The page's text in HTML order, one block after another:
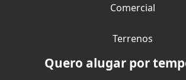
Comercial
Terrenos
Quero alugar por